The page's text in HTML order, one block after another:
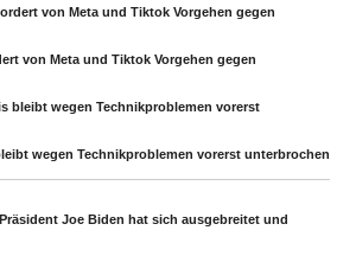
von Meta und Tiktok Vorgehen gegen
wegen Technikproblemen vorerst unterbrochen